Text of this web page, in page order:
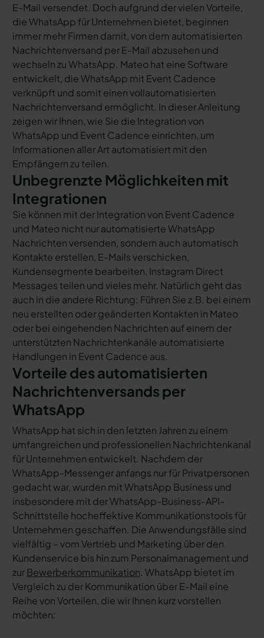
E-Mail versendet. Doch aufgrund der vielen Vorteile,
die WhatsApp für Unternehmen bietet, beginnen
immer mehr Firmen damit, von dem automatisierten
Nachrichtenversand per E-Mail abzusehen und
wechseln zu WhatsApp. Mateo hat eine Software
entwickelt, die WhatsApp mit Event Cadence
verknüpft und somit einen vollautomatisierten
Nachrichtenversand ermöglicht. In dieser Anleitung
zeigen wir Ihnen, wie Sie die Integration von
WhatsApp und Event Cadence einrichten, um
Informationen aller Art automatisiert mit den
Empfängern zu teilen.
Unbegrenzte Möglichkeiten mit
Integrationen
Sie können mit der Integration von Event Cadence
und Mateo nicht nur automatisierte WhatsApp
Nachrichten versenden, sondern auch automatisch
Kontakte erstellen, E-Mails verschicken,
Kundensegmente bearbeiten, Instagram Direct
Messages teilen und vieles mehr. Natürlich geht das
auch in die andere Richtung: Führen Sie z.B. bei einem
neu erstellten oder geänderten Kontakten in Mateo
oder bei eingehenden Nachrichten auf einem der
unterstützten Nachrichtenkanäle automatisierte
Handlungen in Event Cadence aus.
Vorteile des automatisierten
Nachrichtenversands per
WhatsApp
WhatsApp hat sich in den letzten Jahren zu einem
umfangreichen und professionellen Nachrichtenkanal
für Unternehmen entwickelt. Nachdem der
WhatsApp-Messenger anfangs nur für Privatpersonen
gedacht war, wurden mit WhatsApp Business und
insbesondere mit der WhatsApp-Business-API-
Schnittstelle hocheffektive Kommunikationstools für
Unternehmen geschaffen. Die Anwendungsfälle sind
vielfältig – vom Vertrieb und Marketing über den
Kundenservice bis hin zum Personalmanagement und
zurBewerberkommunikation. WhatsApp bietet im
Vergleich zu der Kommunikation über E-Mail eine
Reihe von Vorteilen, die wir Ihnen kurz vorstellen
möchten: